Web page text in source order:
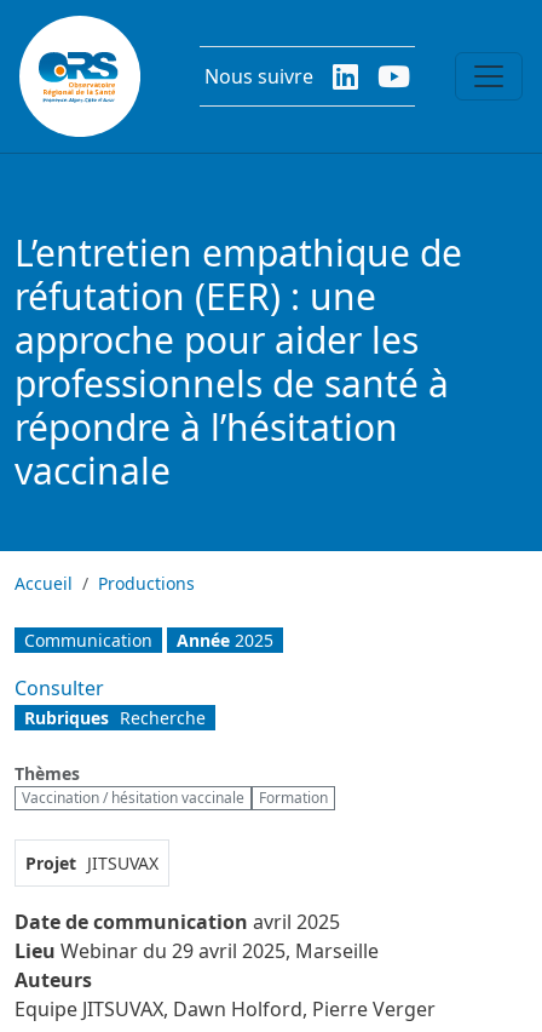
Aller au contenu principal
Nous suivre
L’entretien empathique de
réfutation (EER) : une
approche pour aider les
professionnels de santé à
répondre à l’hésitation
vaccinale
Accueil Productions
Communication Année 2025
Lien(s)
Consulter
Rubriques Recherche
Thèmes
Vaccination / hésitation vaccinale Formation
Projet JITSUVAX
Date de communication avril 2025
Lieu Webinar du 29 avril 2025, Marseille
Auteurs
Equipe JITSUVAX, Dawn Holford, Pierre Verger